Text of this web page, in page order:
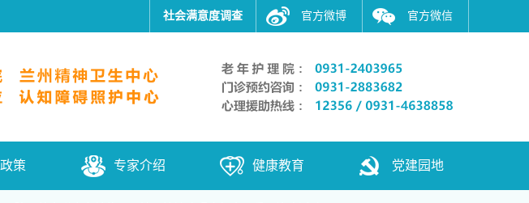
社会满意度调查 官方微博 官方微信
策 专家介绍 健康教育 党建园地